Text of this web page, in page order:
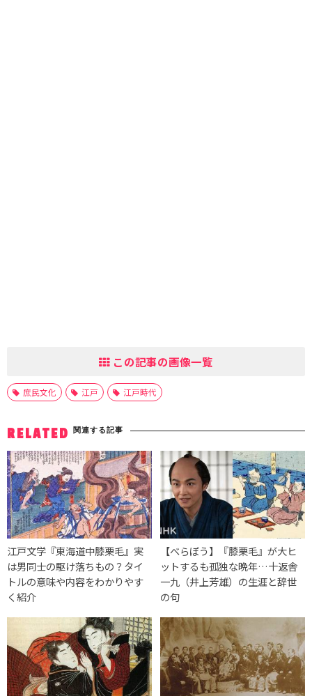
この記事の画像一覧
庶民文化 江戸 江戸時代
RELATED 関連する記事
江戸文学『東海道中膝栗毛』実
は男同士の駆け落ちもの？タイ
トルの意味や内容をわかりやす
く紹介
【べらぼう】『膝栗毛』が大ヒ
ットするも孤独な晩年…十返舎
一九（井上芳雄）の生涯と辞世
の句